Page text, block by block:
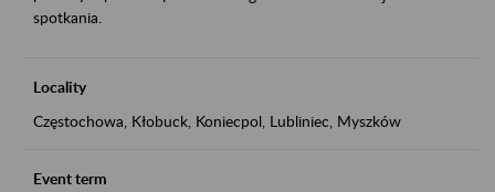
spotkania.
Locality
Częstochowa, Kłobuck, Koniecpol, Lubliniec, Myszków
Event term